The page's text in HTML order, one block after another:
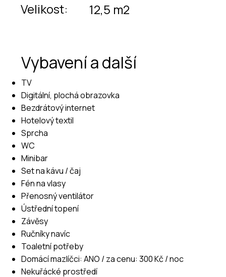
Velikost:
12,5 m2
Vybavení a další
TV
Digitální, plochá obrazovka
Bezdrátový internet
Hotelový textil
Sprcha
WC
Minibar
Set na kávu / čaj
Fén na vlasy
Přenosný ventilátor
Ústřední topení
Závěsy
Ručníky navíc
Toaletní potřeby
Domácí mazlíčci: ANO / za cenu: 300 Kč / noc
Nekuřácké prostředí